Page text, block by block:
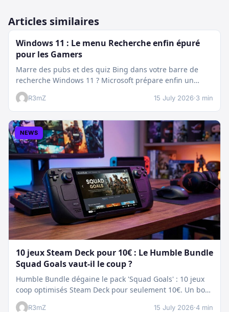
Articles similaires
Windows 11 : Le menu Recherche enfin épuré
pour les Gamers
Marre des pubs et des quiz Bing dans votre barre de
recherche Windows 11 ? Microsoft prépare enfin un
nettoyage…
R3mZ 15 July 2026·3 min
NEWS
10 jeux Steam Deck pour 10€ : Le Humble Bundle
Squad Goals vaut-il le coup ?
Humble Bundle dégaine le pack 'Squad Goals' : 10 jeux
coop optimisés Steam Deck pour seulement 10€. Un bon
plan…
R3mZ 15 July 2026·4 min